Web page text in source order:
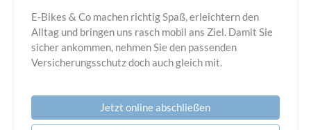
E-Bikes & Co machen richtig Spaß, erleichtern den
Alltag und bringen uns rasch mobil ans Ziel. Damit Sie
sicher ankommen, nehmen Sie den passenden
Versicherungsschutz doch auch gleich mit.
Jetzt online abschließen